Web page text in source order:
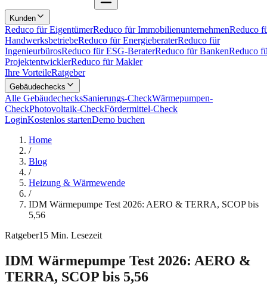
Kunden
Reduco für EigentümerReduco für ImmobilienunternehmenReduco
HandwerksbetriebeReduco für EnergieberaterReduco für
IngenieurbürosReduco für ESG-BeraterReduco für BankenReduco
ProjektentwicklerReduco für Makler
Ihre VorteileRatgeber
Gebäudechecks
Alle GebäudechecksSanierungs-CheckWärmepumpen-
CheckPhotovoltaik-CheckFördermittel-Check
LoginKostenlos startenDemo buchen
Home
/
Blog
/
Heizung & Wärmewende
/
IDM Wärmepumpe Test 2026: AERO & TERRA, SCOP bis
5,56
Ratgeber15 Min. Lesezeit
IDM Wärmepumpe Test 2026: AERO &
TERRA, SCOP bis 5,56